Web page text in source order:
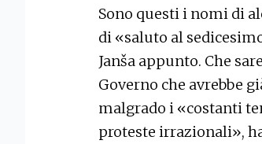
Sono questi i nomi di
di «saluto al
Janša appunto. Che
Governo che avrebbe
malgrado i «costanti
proteste irrazionali»,